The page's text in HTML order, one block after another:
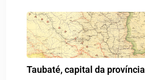
Taubaté, capital da província